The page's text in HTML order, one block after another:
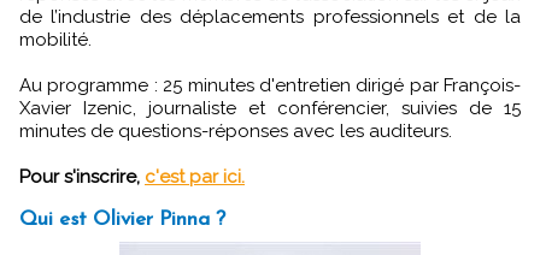
de l’industrie des déplacements professionnels et de la
mobilité.
Au programme : 25 minutes d'entretien dirigé par François-
Xavier Izenic, journaliste et conférencier, suivies de 15
minutes de questions-réponses avec les auditeurs.
Pour s'inscrire, c'est par ici.
Qui est Olivier Pinna ?